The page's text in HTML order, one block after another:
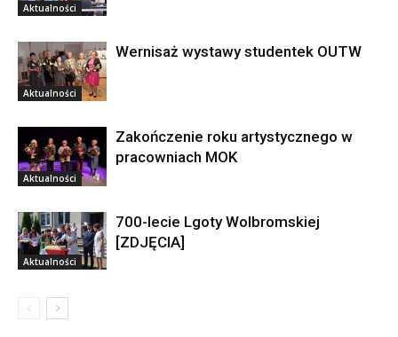
Aktualności
Aktualności
Wernisaż wystawy studentek OUTW
Aktualności
Zakończenie roku artystycznego w
pracowniach MOK
Aktualności
700-lecie Lgoty Wolbromskiej
[ZDJĘCIA]